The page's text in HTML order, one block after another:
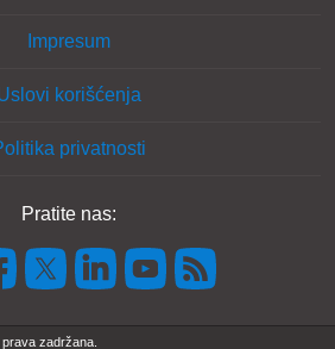
Impresum
korišćenja
privatnosti
Pratite nas:
zadržana.